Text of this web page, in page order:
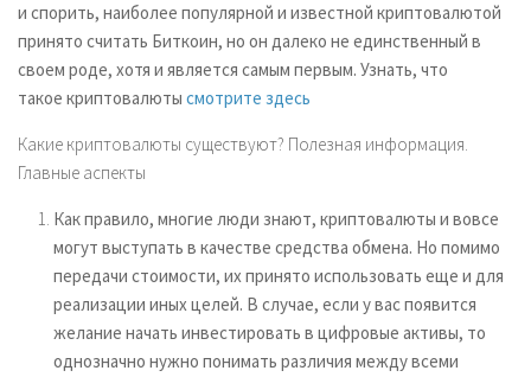
и спорить, наиболее популярной и известной криптовалютой
принято считать Биткоин, но он далеко не единственный в
своем роде, хотя и является самым первым. Узнать, что
такое криптовалюты смотрите здесь
Какие криптовалюты существуют? Полезная информация.
Главные аспекты
Как правило, многие люди знают, криптовалюты и вовсе
могут выступать в качестве средства обмена. Но помимо
передачи стоимости, их принято использовать еще и для
реализации иных целей. В случае, если у вас появится
желание начать инвестировать в цифровые активы, то
однозначно нужно понимать различия между всеми